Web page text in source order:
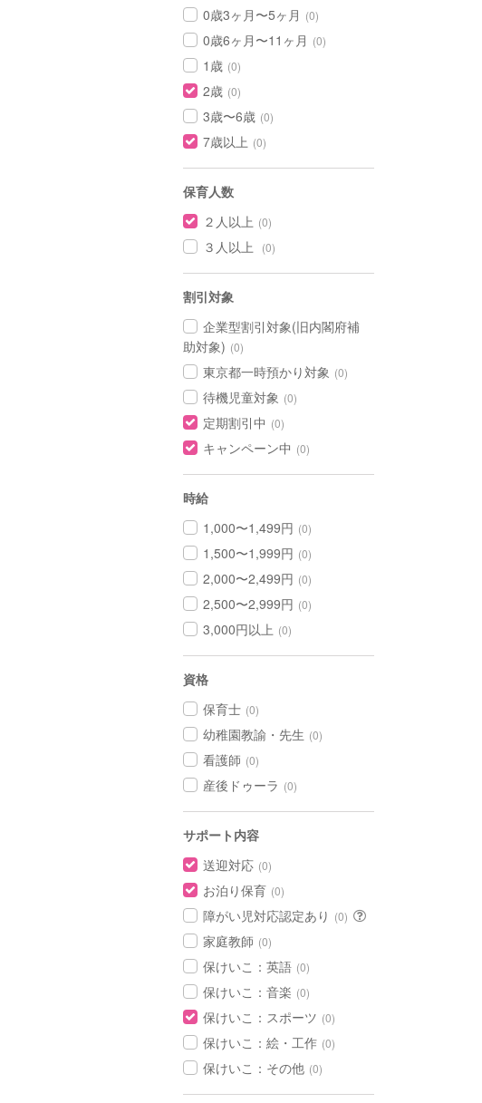
0歳3ヶ月〜5ヶ月 (0)
0歳6ヶ月〜11ヶ月 (0)
1歳 (0)
2歳 (0)
3歳〜6歳 (0)
7歳以上 (0)
保育人数
２人以上 (0)
３人以上 (0)
割引対象
企業型割引対象(旧内閣府補
助対象) (0)
東京都一時預かり対象 (0)
待機児童対象 (0)
定期割引中 (0)
キャンペーン中 (0)
時給
1,000〜1,499円 (0)
1,500〜1,999円 (0)
2,000〜2,499円 (0)
2,500〜2,999円 (0)
3,000円以上 (0)
資格
保育士 (0)
幼稚園教諭・先生 (0)
看護師 (0)
産後ドゥーラ (0)
サポート内容
送迎対応 (0)
お泊り保育 (0)
障がい児対応認定あり (0)
家庭教師 (0)
保けいこ：英語 (0)
保けいこ：音楽 (0)
保けいこ：スポーツ (0)
保けいこ：絵・工作 (0)
保けいこ：その他 (0)